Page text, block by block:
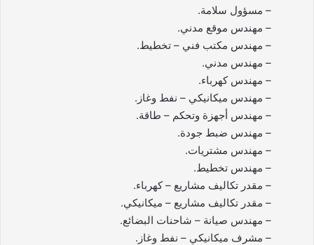
– مسؤول سلامة.
– مهندس موقع مدني.
– مهندس مكتب فني – تخطيط.
– مهندس مدني.
– مهندس كهرباء.
– مهندس ميكانيكي – نفط وغاز.
– مهندس أجهزة وتحكم – طاقة.
– مهندس ضبط جودة.
– مهندس مشتريات.
– مهندس تخطيط.
– مقدر تكاليف مشاريع – كهرباء.
– مقدر تكاليف مشاريع – ميكانيكي.
– مهندس صيانة – شاحنات البضائع.
– مشرف ميكانيكي – نفط وغاز.